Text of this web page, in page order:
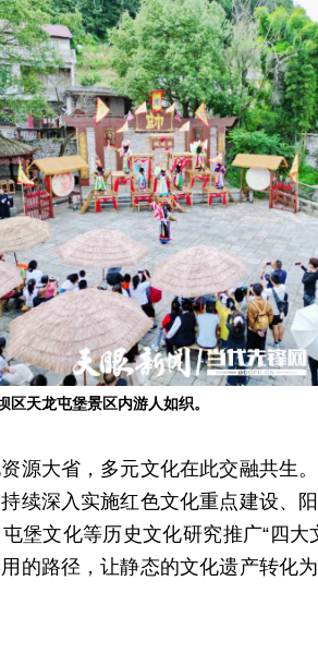
区天龙屯堡景区内游人如织。
大省，多元文化在此交融共生。
续深入实施红色文化重点建设、
堡文化等历史文化研究推广“四大
的路径，让静态的文化遗产转化